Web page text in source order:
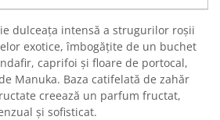
dulceața intensă a strugurilor roșii
exotice, îmbogățite de un buchet
caprifoi și floare de portocal,
Manuka. Baza catifelată de zahăr
creează un parfum fructat,
și sofisticat.